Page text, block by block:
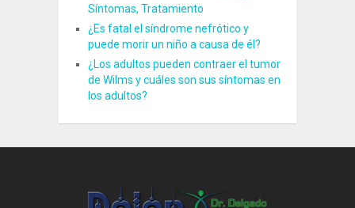
Síntomas, Tratamiento
¿Es fatal el síndrome nefrótico y
puede morir un niño a causa de él?
¿Los adultos pueden contraer el tumor
de Wilms y cuáles son sus síntomas en
los adultos?